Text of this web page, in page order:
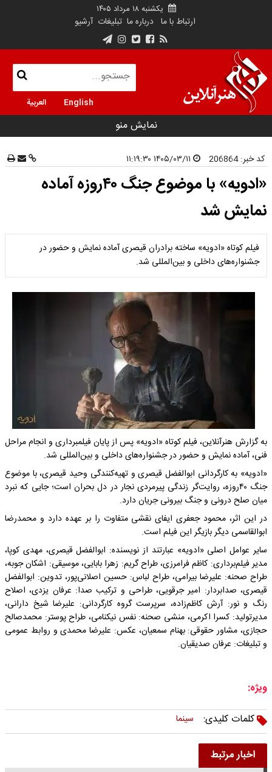
یکشنبه ۱۸ مرداد ۱۴۰۵
ارتباط با ما درباره ما تبلیغات آرشیو
English العربية
نمایش منو
کد خبر:206864
«ادویه» با موضوع جنگ ۴۰روزه آماده
نمایش شد
فیلم کوتاه «ادویه» ساخته برادران قیصری آماده نمایش و حضور در
جشنواره‌های داخلی و بین‌المللی شد.
به گزارش هنرآنلاین، فیلم کوتاه «ادویه» پس از پایان فیلمبرداری و انجام مراحل
فنی، آماده نمایش و حضور در جشنواره‌های داخلی و بین‌المللی شد.
«ادویه» به کارگردانی ابوالفضل قیصری و تهیه‌کنندگی وحید قیصری، با موضوع
جنگ ۴۰روزه، روایت‌گر زندگی پیرمردی نجار در دل بحران است؛ جایی که نبرد
میان صلح درونی و جنگ بیرونی جریان دارد.
در این اثر، محمود جعفری ایفای نقشی متفاوت را بر عهده دارد و محمدرضا
ابوالقاسمی دیگر بازیگر این فیلم است.
سایر عوامل اصلی «ادویه» عبارتند از نویسنده: ابوالفضل قیصری، مهدی کوپا،
مدیر فیلم‌برداری: کاظم فرامرزی، طراح گریم: زهرا بابایی، موسیقی: اشکان جوبه،
طراح صحنه: علیرضا بیرامی، طراح لباس: حسین اصلانی‌پور، تدوین: ابوالفضل
قیصری، صدابردار: امیر جرقویی، طراحی و ترکیب صدا: عرفان یزدی، اصلاح
رنگ و نور: آرش کاظم‌زاده، سرپرست گروه کارگردانی: علیرضا شیخ دارانی،
مدیرتولید: کسرا اکرمی، منشی صحنه: نفس نیکنامی، طراح پوستر: محمدصالح
حجازی، مشاور حقوقی: بهنام سمعیان، عکس: علیرضا محمدی و روابط عمومی
و تبلیغات: عرفان صدیقیان.
ویژه:
کلمات کلیدی:
سینما
اخبار مرتبط